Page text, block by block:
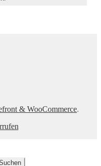
& WooCommerce.